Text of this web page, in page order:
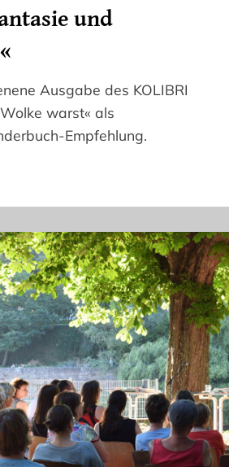
und
Ausgabe des KOLIBRI
warst« als
Empfehlung.